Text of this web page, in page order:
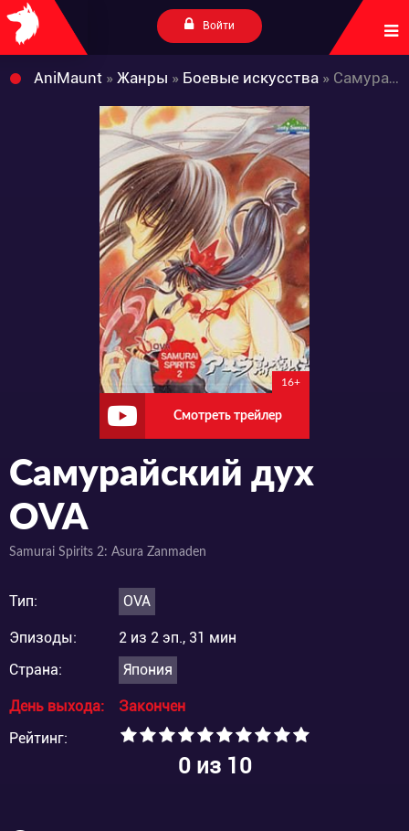
Войти
AniMaunt » Жанры » Боевые искусства » Самурайский дух OVA
16+
Смотреть трейлер
Самурайский дух
OVA
Samurai Spirits 2: Asura Zanmaden
Тип: OVA
Эпизоды:
2 из 2 эп., 31 мин
Страна:
Япония
День выхода:
Закончен
Рейтинг:
0из 10